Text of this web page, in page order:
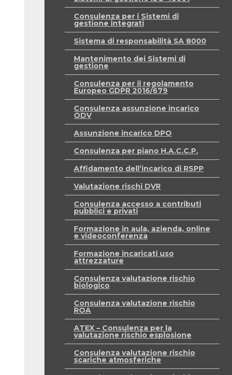
Consulenza per i Sistemi di
gestione integrati
Sistema di responsabilità SA 8000
Mantenimento dei Sistemi di
gestione
Consulenza per il regolamento
Europeo GDPR 2016/679
Consulenza assunzione incarico
ODV
Assunzione incarico DPO
Consulenza per piano H.A.C.C.P.
Affidamento dell’incarico di RSPP
Valutazione rischi DVR
Consulenza accesso a contributi
pubblici e privati
Formazione in aula, azienda, online
e videoconferenza
Formazione incaricati uso
attrezzature
Consulenza valutazione rischio
biologico
Consulenza valutazione rischio
ROA
ATEX – Consulenza per la
valutazione rischio esplosione
Consulenza valutazione rischio
scariche atmosferiche